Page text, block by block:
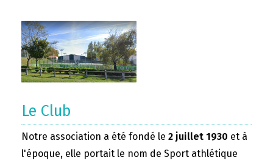
Le Club
Notre association a été fondé le 2 juillet 1930 et à
l'époque, elle portait le nom de Sport athlétique